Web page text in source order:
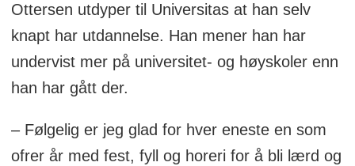
Ottersen utdyper til Universitas at han selv
knapt har utdannelse. Han mener han har
undervist mer på universitet- og høyskoler enn
han har gått der.
– Følgelig er jeg glad for hver eneste en som
ofrer år med fest, fyll og horeri for å bli lærd og